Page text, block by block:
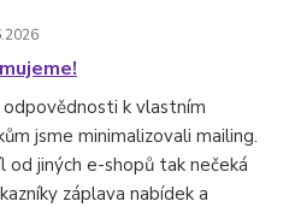
odpovědnosti k vlastním
jsme minimalizovali mailing.
od jiných e-shopů tak nečeká
záplava nabídek a